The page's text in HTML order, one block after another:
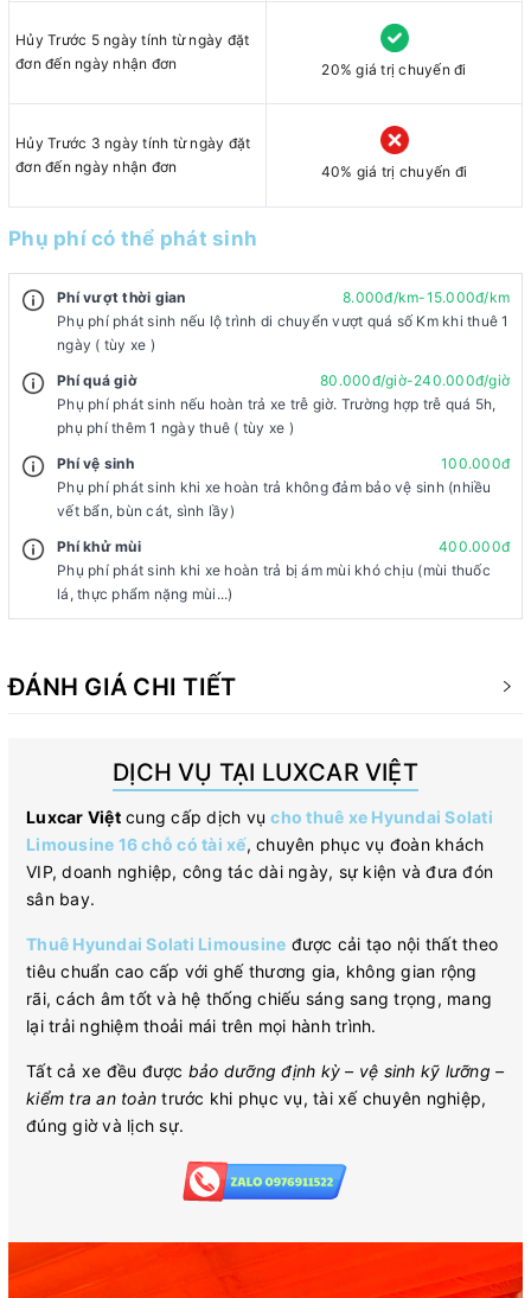
Hủy Trước 5 ngày tính từ ngày đặt
đơn đến ngày nhận đơn
20% giá trị chuyến đi
Hủy Trước 3 ngày tính từ ngày đặt
đơn đến ngày nhận đơn
40% giá trị chuyến đi
Phụ phí có thể phát sinh
Phí vượt thời gian
8.000đ/km-15.000đ/km
Phụ phí phát sinh nếu lộ trình di chuyển vượt quá số Km khi thuê 1
ngày ( tùy xe )
Phí quá giờ
80.000đ/giờ-240.000đ/giờ
Phụ phí phát sinh nếu hoàn trả xe trễ giờ. Trường hợp trễ quá 5h,
phụ phí thêm 1 ngày thuê ( tùy xe )
Phí vệ sinh
100.000đ
Phụ phí phát sinh khi xe hoàn trả không đảm bảo vệ sinh (nhiều
vết bẩn, bùn cát, sình lầy)
Phí khử mùi
400.000đ
Phụ phí phát sinh khi xe hoàn trả bị ám mùi khó chịu (mùi thuốc
lá, thực phẩm nặng mùi...)
ĐÁNH GIÁ CHI TIẾT
DỊCH VỤ TẠI LUXCAR VIỆT
Luxcar Việtcung cấp dịch vụcho thuê xe Hyundai Solati
Limousine 16 chỗ có tài xế, chuyên phục vụ đoàn khách
VIP, doanh nghiệp, công tác dài ngày, sự kiện và đưa đón
sân bay.
Thuê Hyundai Solati Limousine được cải tạo nội thất theo
tiêu chuẩn cao cấp với ghế thương gia, không gian rộng
rãi, cách âm tốt và hệ thống chiếu sáng sang trọng, mang
lại trải nghiệm thoải mái trên mọi hành trình.
Tất cả xe đều được bảo dưỡng định kỳ – vệ sinh kỹ lưỡng –
kiểm tra an toàn trước khi phục vụ, tài xế chuyên nghiệp,
đúng giờ và lịch sự.